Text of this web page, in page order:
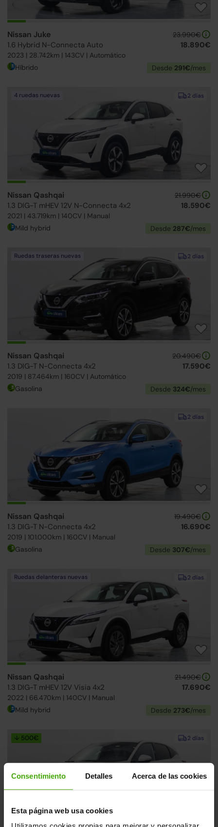
Consentimiento Detalles Acerca de las cookies
Esta página web usa cookies
Nissan Juke
1.6 Hybrid N-Connecta Auto
2023 | 28.742km | 143CV | Automático
23.990€
18.890€
Híbrido Desde 291€/mes
2 días
4 ruedas nuevas
Nissan Qashqai
1.3 DIG-T mHEV 12V N-Connecta 4x2
2021 | 43.719km | 140CV | Manual
21.990€
18.590€
Mild hybrid Desde 287€/mes
2 días
Ruedas traseras nuevas
Nissan Qashqai
1.3 DIG-T N-Connecta 4x2
2019 | 87.464km | 160CV | Automático
20.490€
17.590€
Gasolina Desde 324€/mes
2 días
Nissan Qashqai
1.3 DIG-T N-Connecta 4x2
2019 | 101.000km | 160CV | Manual
19.490€
16.690€
Gasolina Desde 307€/mes
2 días
Ruedas delanteras nuevas
Nissan Qashqai
1.3 DIG-T mHEV 12V Visia 4x2
2022 | 66.470km | 140CV | Manual
21.490€
17.690€
Mild hybrid Desde 273€/mes
2 días
↓ 500€